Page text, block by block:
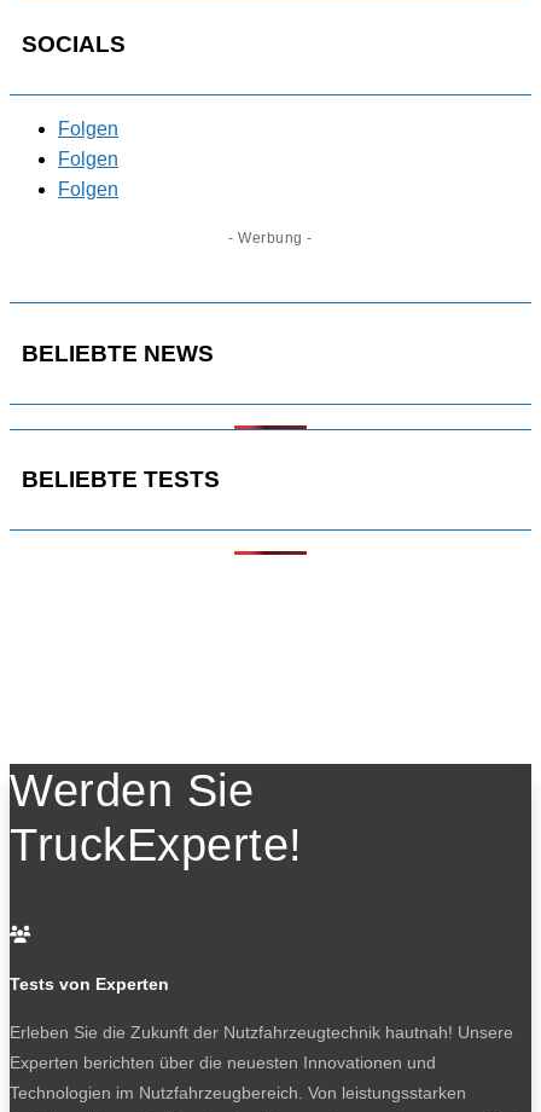
SOCIALS
Folgen
Folgen
Folgen
- Werbung -
BELIEBTE NEWS
BELIEBTE TESTS
Werden Sie
TruckExperte!

Tests von Experten
Erleben Sie die Zukunft der Nutzfahrzeugtechnik hautnah! Unsere
Experten berichten über die neuesten Innovationen und
Technologien im Nutzfahrzeugbereich. Von leistungsstarken